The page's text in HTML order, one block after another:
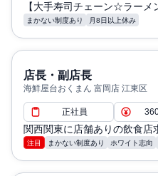
【大手寿司チェーン☆ラーメ
まかない制度あり 月8日以上休み
店長・副店長
海鮮屋台おくまん 富岡店 江東区
正社員
関西関東に店舗ありの飲食店
注目 まかない制度あり ホワイト志向